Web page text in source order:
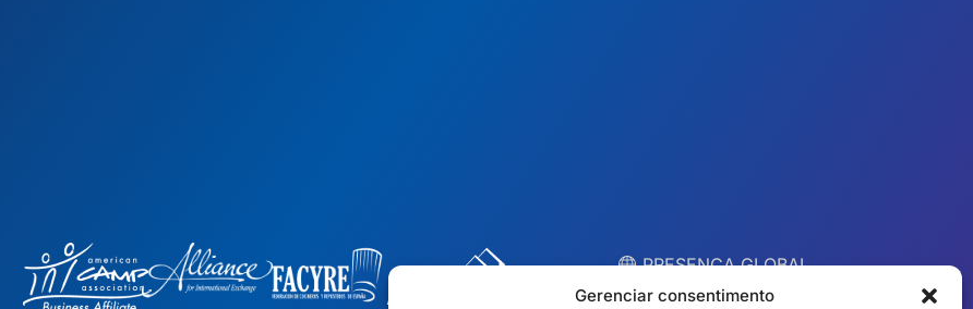
Gerenciar consentimento
︎ PRESENÇA GLOBAL
Equipes locais em 10